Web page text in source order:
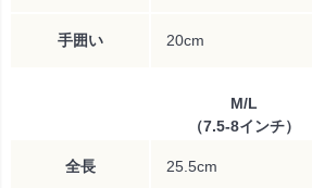
手囲い 20cm
M/L
（7.5-8インチ）
全長 25.5cm